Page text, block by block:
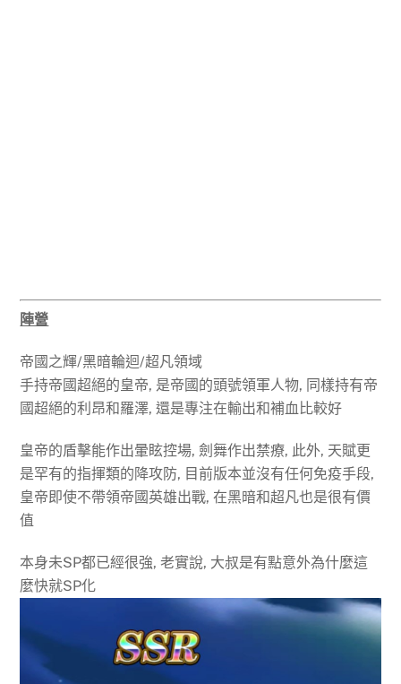
陣營
帝國之輝/黑暗輪迴/超凡領域
手持帝國超絕的皇帝, 是帝國的頭號領軍人物, 同樣持有帝
國超絕的利昂和羅澤, 還是專注在輸出和補血比較好
皇帝的盾擊能作出暈眩控場, 劍舞作出禁療, 此外, 天賦更
是罕有的指揮類的降攻防, 目前版本並沒有任何免疫手段,
皇帝即使不帶領帝國英雄出戰, 在黑暗和超凡也是很有價
值
本身未SP都已經很強, 老實說, 大叔是有點意外為什麼這
麼快就SP化